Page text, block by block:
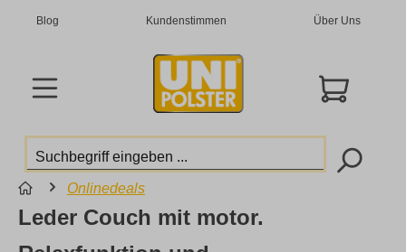
Blog Kundenstimmen Über Uns
Onlinedeals
Leder Couch mit motor.